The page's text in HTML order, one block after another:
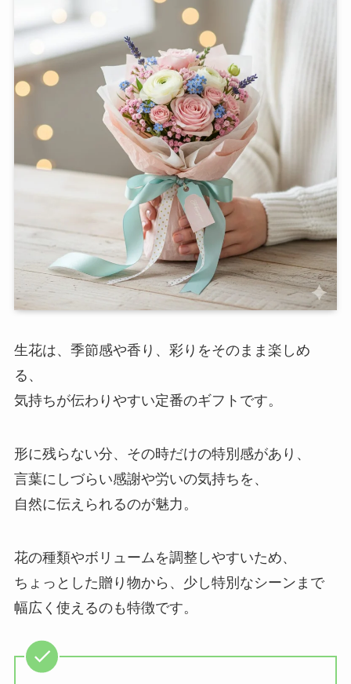
生花は、季節感や香り、彩りをそのまま楽しめ
る、
気持ちが伝わりやすい定番のギフトです。
形に残らない分、その時だけの特別感があり、
言葉にしづらい感謝や労いの気持ちを、
自然に伝えられるのが魅力。
花の種類やボリュームを調整しやすいため、
ちょっとした贈り物から、少し特別なシーンまで
幅広く使えるのも特徴です。